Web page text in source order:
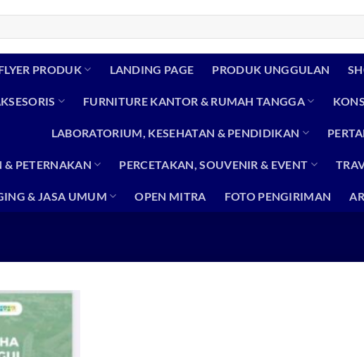
PRODUK LANDING PAGE PRODUK UNGGULAN
FURNITURE KANTOR & RUMAH TANGGA
LABORATORIUM, KESEHATAN & PENDIDIKAN
& PETERNAKAN PERCETAKAN, SOUVENIR & EVENT
& JASA UMUM OPEN MITRA FOTO PENGIRIMAN